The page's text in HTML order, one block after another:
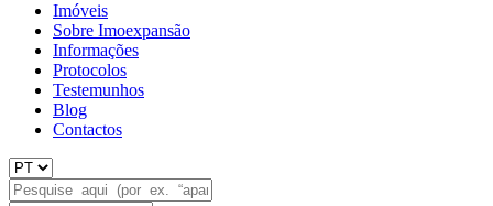
Imóveis
Sobre Imoexpansão
Informações
Protocolos
Testemunhos
Blog
Contactos